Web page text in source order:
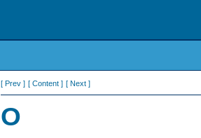
[ Prev ] [ Content ] [ Next ]
О